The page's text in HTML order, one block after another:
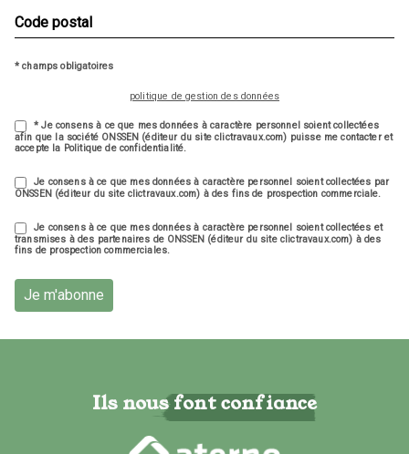
* champs obligatoires
politique de gestion des données
* Je consens à ce que mes données à caractère personnel soient collectées
afin que la société ONSSEN (éditeur du site clictravaux.com) puisse me contacter et
accepte la Politique de confidentialité.
Je consens à ce que mes données à caractère personnel soient collectées par
ONSSEN (éditeur du site clictravaux.com) à des fins de prospection commerciale.
Je consens à ce que mes données à caractère personnel soient collectées et
transmises à des partenaires de ONSSEN (éditeur du site clictravaux.com) à des
fins de prospection commerciales.
Je m'abonne
Ils nous font confiance